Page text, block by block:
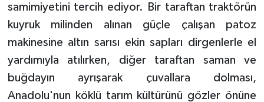
samimiyetini tercih ediyor. Bir taraftan traktörün
kuyruk milinden alınan güçle çalışan patoz
makinesine altın sarısı ekin sapları dirgenlerle el
yardımıyla atılırken, diğer taraftan saman ve
buğdayın ayrışarak çuvallara dolması,
Anadolu'nun köklü tarım kültürünü gözler önüne